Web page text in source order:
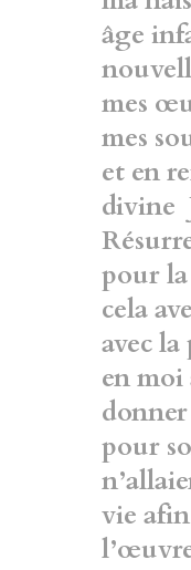
âge
mes
mes
et en
divine
pour
cela
avec
en moi
pour
vie